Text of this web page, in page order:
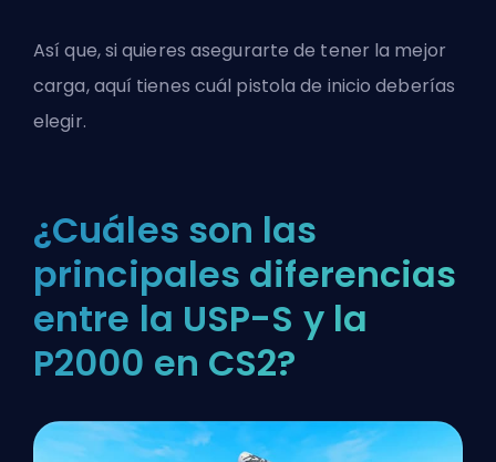
Así que, si quieres asegurarte de tener la mejor
carga, aquí tienes cuál pistola de inicio deberías
elegir.
¿Cuáles son las
principales diferencias
entre la USP-S y la
P2000 en CS2?